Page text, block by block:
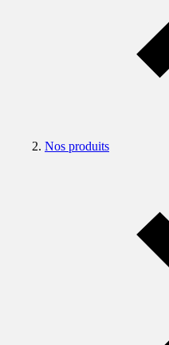
Nos produits